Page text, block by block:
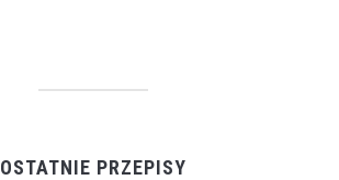
OSTATNIE PRZEPISY